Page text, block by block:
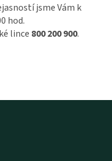
jsme Vám k
hod.
lince 800 200 900.